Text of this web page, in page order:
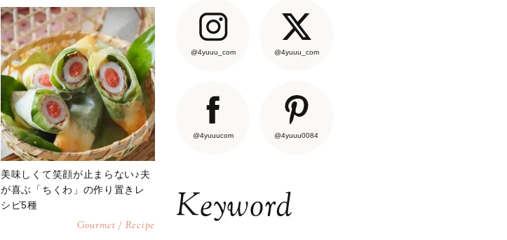
美味しくて笑顔が止まらない♪夫
が喜ぶ「ちくわ」の作り置きレ
シピ5種
Gourmet / Recipe
@4yuuu_com @4yuuu_com
@4yuuucom @4yuuu0084
Keyword